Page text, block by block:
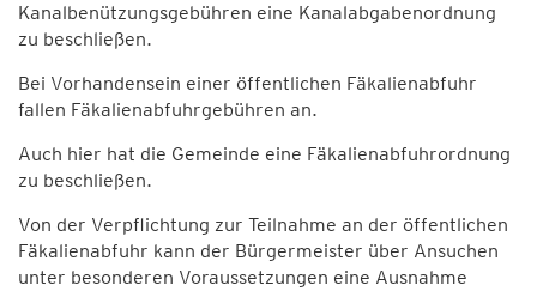
Kanalbenützungsgebühren eine Kanalabgabenordnung
zu beschließen.
Bei Vorhandensein einer öffentlichen Fäkalienabfuhr
fallen Fäkalienabfuhrgebühren an.
Auch hier hat die Gemeinde eine Fäkalienabfuhrordnung
zu beschließen.
Von der Verpflichtung zur Teilnahme an der öffentlichen
Fäkalienabfuhr kann der Bürgermeister über Ansuchen
unter besonderen Voraussetzungen eine Ausnahme